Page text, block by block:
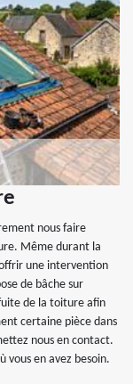
nous faire
Même durant la
une intervention
de bâche sur
de la toiture afin
certaine pièce dans
nous en contact.
vous en avez besoin.